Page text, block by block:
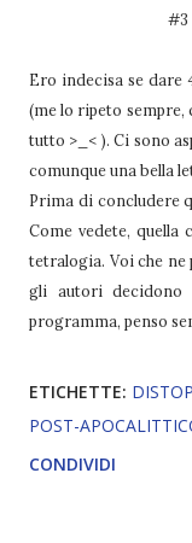
Ero indecisa se dare
(me lo ripeto sempre,
tutto >_< ). Ci sono
comunque una bella
Prima di concludere
Come vedete, quella
tetralogia. Voi che ne
gli autori
programma, penso
ETICHETTE:
POST-
CONDIVIDI